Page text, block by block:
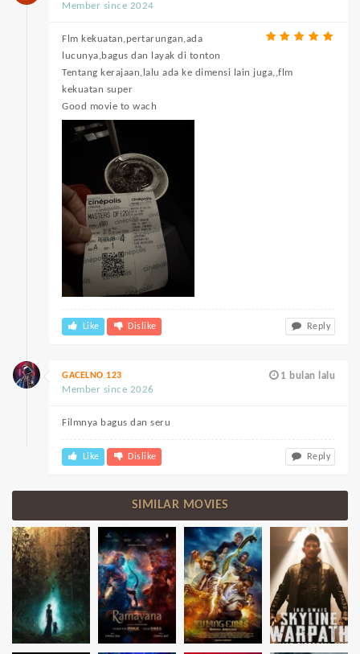
Member since 2024
Flm kekuatan,pertarungan,ada
lucunya,bagus dan layak di tonton
Tentang kerajaan,lalu ada ke dimensi lain juga,,flm
kekuatan super
Good movie to wach
Like Dislike Reply
1 bulan lalu
GACELNO 123
Member since 2026
Filmnya bagus dan seru
Like Dislike Reply
SIMILAR MOVIES